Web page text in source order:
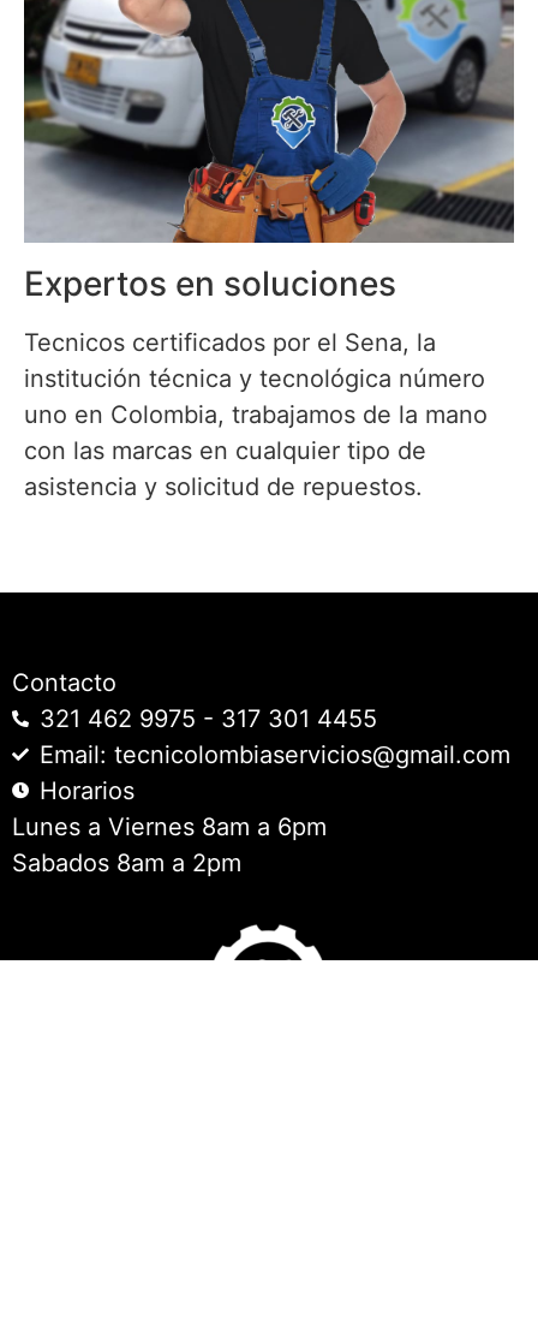
Expertos en soluciones
Tecnicos certificados por el Sena, la
institución técnica y tecnológica número
uno en Colombia, trabajamos de la mano
con las marcas en cualquier tipo de
asistencia y solicitud de repuestos.
Contacto
321 462 9975 - 317 301 4455
Email: tecnicolombiaservicios@gmail.com
Horarios
Lunes a Viernes 8am a 6pm
Sabados 8am a 2pm